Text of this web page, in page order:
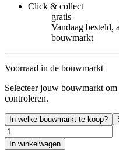
Click & collect
gratis
Vandaag besteld,
bouwmarkt
Voorraad in de bouwmarkt
Selecteer jouw bouwmarkt
controleren.
In welke bouwmarkt te koop?
In winkelwagen